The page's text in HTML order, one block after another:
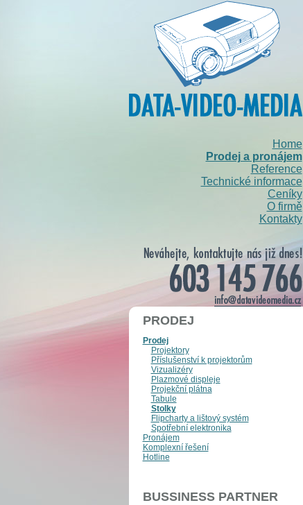
Home
Prodej a pronájem
Reference
Technické informace
Ceníky
O firmě
Kontakty
PRODEJ
Prodej
Projektory
Příslušenství k projektorům
Vizualizéry
Plazmové displeje
Projekční plátna
Tabule
Stolky
Flipcharty a lištový systém
Spotřební elektronika
Pronájem
Komplexní řešení
Hotline
BUSSINESS PARTNER